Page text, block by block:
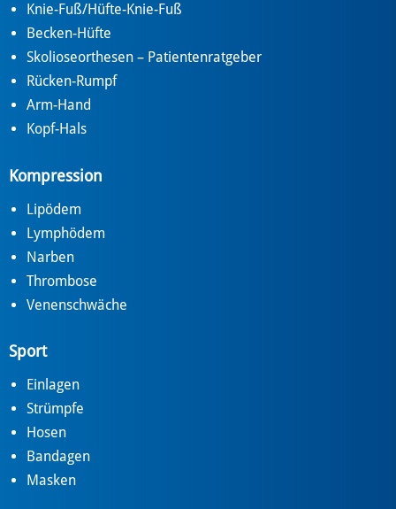
Knie-Fuß/Hüfte-Knie-Fuß
Becken-Hüfte
Skolioseorthesen – Patientenratgeber
Rücken-Rumpf
Arm-Hand
Kopf-Hals
Kompression
Lipödem
Lymphödem
Narben
Thrombose
Venenschwäche
Sport
Einlagen
Strümpfe
Hosen
Bandagen
Masken